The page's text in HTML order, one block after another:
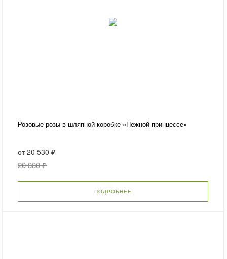
Розовые розы в шляпной коробке «Нежной принцессе»
от20 530 ₽
20 880 ₽
ПОДРОБНЕЕ